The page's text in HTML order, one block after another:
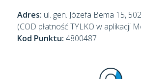
Adres: ul. gen. Józefa Bema 15,
(COD płatność TYLKO w aplikacji
Kod Punktu: 4800487